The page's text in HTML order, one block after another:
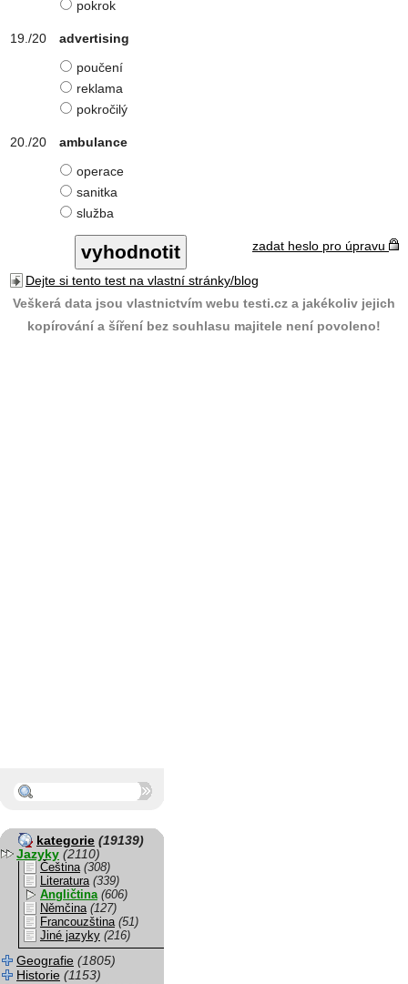
pokrok
advertising
poučení
reklama
pokročilý
ambulance
operace
sanitka
služba
zadat heslo pro úpravu
Dejte si tento test na vlastní stránky/blog
Veškerá data jsou vlastnictvím webu testi.cz a jakékoliv jejich
kopírování a šíření bez souhlasu majitele není povoleno!
kategorie (19139)
Jazyky (2110)
Čeština (308)
Literatura (339)
Angličtina (606)
Němčina (127)
Francouzština (51)
Jiné jazyky (216)
Geografie (1805)
Historie (1153)